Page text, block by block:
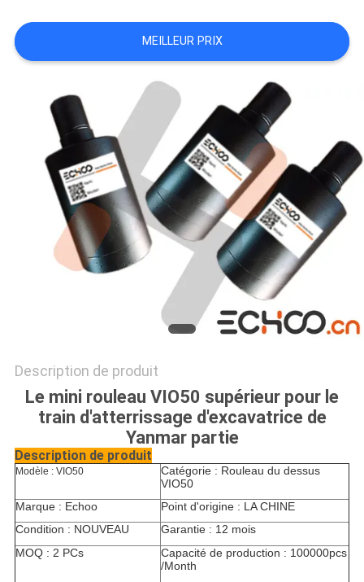
PLAN
PRIVACY
POLICY
MEILLEUR PRIX
Description de produit
Le mini rouleau VIO50 supérieur pour le
train d'atterrissage d'excavatrice de
Yanmar partie
Description de produit
Modèle : VIO50
Catégorie : Rouleau du dessus
VIO50
Marque : Echoo
Point d'origine : LA CHINE
Condition : NOUVEAU
Garantie : 12 mois
MOQ : 2 PCs
Capacité de production : 100000pcs
/Month